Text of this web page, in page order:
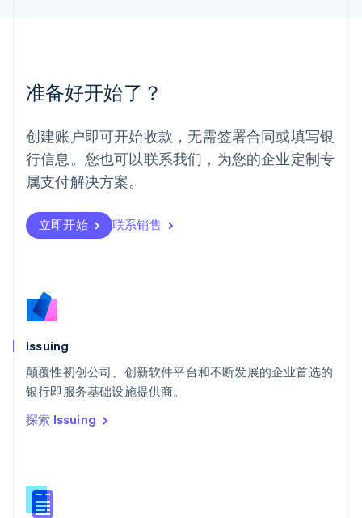
准备好开始了？
创建账户即可开始收款，无需签署合同或填写银
行信息。您也可以联系我们，为您的企业定制专
属支付解决方案。
立即开始 联系销售
Issuing
颠覆性初创公司、创新软件平台和不断发展的企业首选的
银行即服务基础设施提供商。
探索 Issuing
墨西哥
EspañolEnglish
English
葡萄牙
PortuguêsEnglish
日本
瑞典
Svenska English
瑞士
斯洛伐克
English
斯洛文尼亚
English
泰国
ไทยEnglish
English
English
新西兰